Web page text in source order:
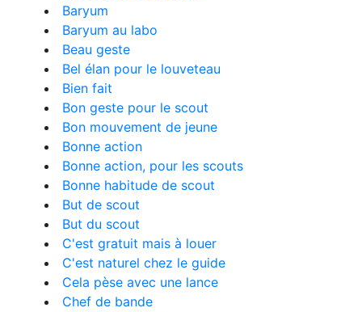
Baryum
Baryum au labo
Beau geste
Bel élan pour le louveteau
Bien fait
Bon geste pour le scout
Bon mouvement de jeune
Bonne action
Bonne action, pour les scouts
Bonne habitude de scout
But de scout
But du scout
C'est gratuit mais à louer
C'est naturel chez le guide
Cela pèse avec une lance
Chef de bande